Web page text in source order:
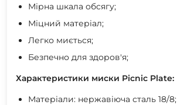
Мірна шкала обсягу;
Міцний матеріал;
Легко миється;
Безпечно для здоров'я;
Характеристики миски Picnic Plate:
Матеріали: нержавіюча сталь 18/8;